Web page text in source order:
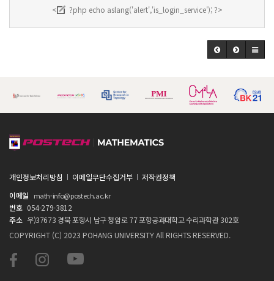
< ?php echo aslang('alert','is_login_service'); ?>
개인정보처리방침 이메일무단수집거부
저작권정책
이메일
math-info@postech.ac.kr
번호 054-279-3812
주소 우)37673 경북 포항시 남구 청암로 77 포항공과대학교 수리과학관 302호
COPYRIGHT (C) 2023 POHANG UNIVERSITY All RIGHTS RESERVED.